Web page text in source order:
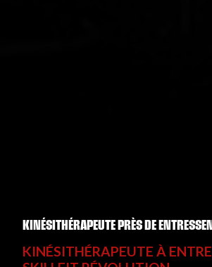
KINÉSITHÉRAPEUTE PRÈS DE
KINÉSITHÉRAPEUTE À